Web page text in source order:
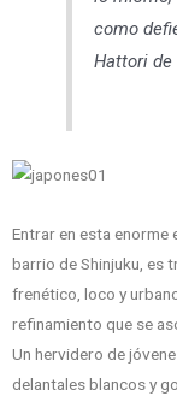
como
Hattori de
Entrar en esta enorme
barrio de Shinjuku, es
frenético, loco y
refinamiento que se
Un hervidero de
delantales blancos y